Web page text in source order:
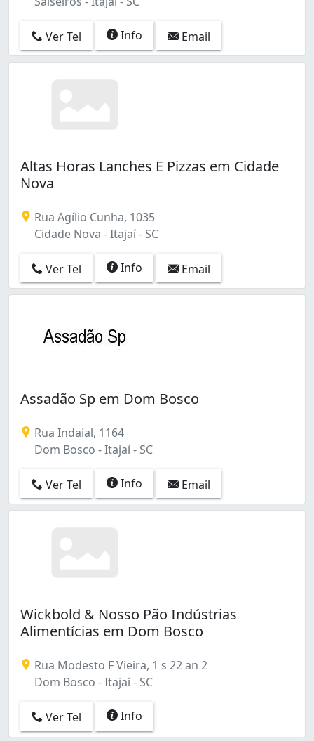
Ver Tel Info Email
Altas Horas Lanches E Pizzas em Cidade
Nova
Rua Agílio Cunha, 1035
Cidade Nova - Itajaí - SC
Ver Tel Info Email
Assadão Sp em Dom Bosco
Rua Indaial, 1164
Dom Bosco - Itajaí - SC
Ver Tel Info Email
Wickbold & Nosso Pão Indústrias
Alimentícias em Dom Bosco
Rua Modesto F Vieira, 1 s 22 an 2
Dom Bosco - Itajaí - SC
Ver Tel Info